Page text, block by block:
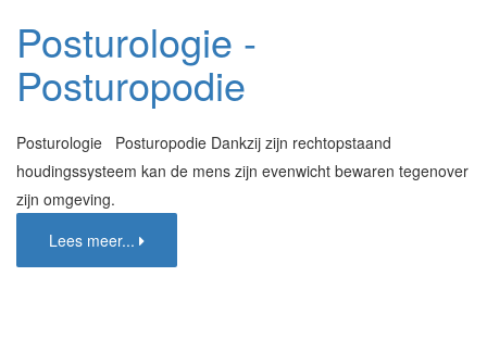
Posturologie -
Posturopodie
Posturologie Posturopodie Dankzij zijn rechtopstaand
houdingssysteem kan de mens zijn evenwicht bewaren tegenover
zijn omgeving.
Lees meer...